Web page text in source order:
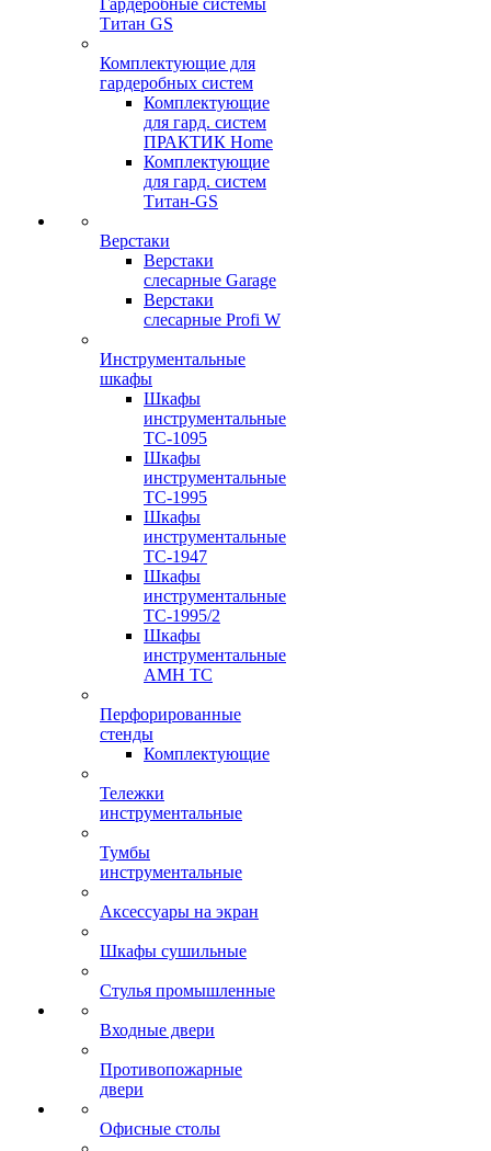
Гардеробные системы
Титан GS
Комплектующие для
гардеробных систем
Комплектующие
для гард. систем
ПРАКТИК Home
Комплектующие
для гард. систем
Титан-GS
Верстаки
Верстаки
слесарные Garage
Верстаки
слесарные Profi W
Инструментальные
шкафы
Шкафы
инструментальные
TC-1095
Шкафы
инструментальные
TC-1995
Шкафы
инструментальные
TC-1947
Шкафы
инструментальные
TC-1995/2
Шкафы
инструментальные
AMH TC
Перфорированные
стенды
Комплектующие
Тележки
инструментальные
Тумбы
инструментальные
Аксессуары на экран
Шкафы сушильные
Стулья промышленные
Входные двери
Противопожарные
двери
Офисные столы